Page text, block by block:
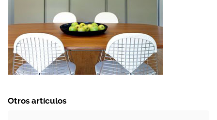
Otros artículos